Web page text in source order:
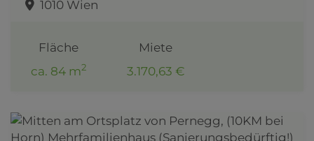
1010 Wien
Fläche
ca. 84 m2
Miete
3.170,63 €